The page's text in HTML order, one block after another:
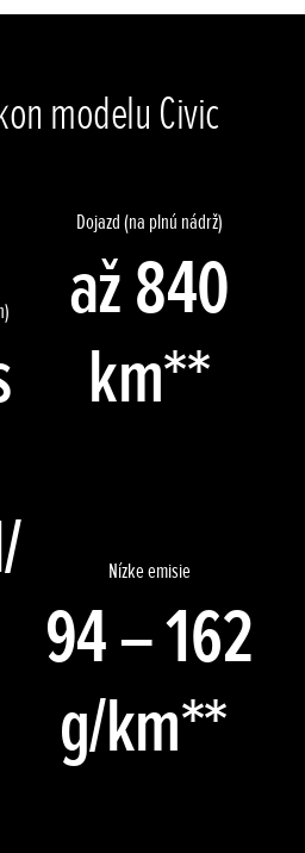
modelu Civic
Dojazd (na plnú nádrž)
až 840
km**
Nízke emisie
94 – 162
g/km**